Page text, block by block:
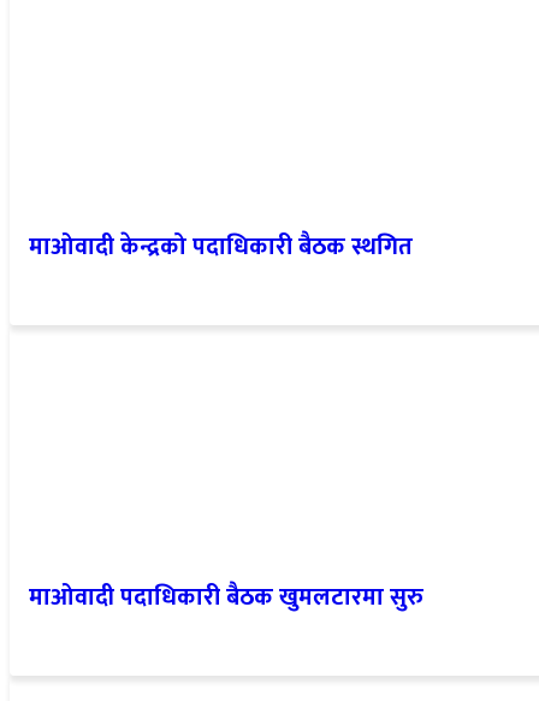
माओवादी केन्द्रको पदाधिकारी बैठक स्थगित
माओवादी पदाधिकारी बैठक खुमलटारमा सुरु